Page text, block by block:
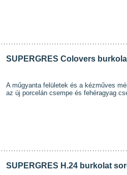
SUPERGRES Colovers
A műgyanta felületek és a kézműves
az új porcelán csempe és fehéragyag
SUPERGRES H.24 burkolat